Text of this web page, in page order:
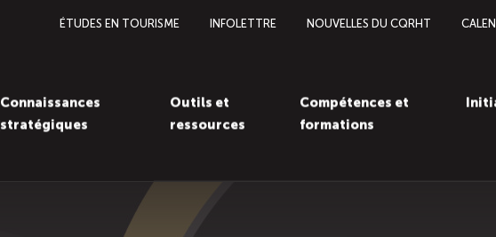
ÉTUDES EN TOURISME INFOLETTRE NOUVELLES DU CQRHT
Connaissances
stratégiques
Outils et
ressources
Compétences et
formations